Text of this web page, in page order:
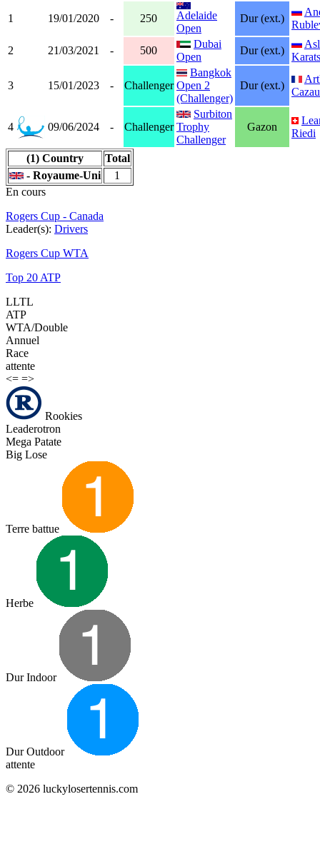
1 19/01/2020 - 250
Adelaide
Open
Dur (ext.)
2 21/03/2021 - 500
Dubai
Open
Dur (ext.)
3 15/01/2023 - Challenger
Bangkok
Open 2
(Challenger)
Dur (ext.)
4 09/06/2024 - Challenger
Surbiton
Trophy
Challenger
Gazon
Riedi
(1) Country
Total
- Royaume-Uni
1
En cours
Rogers Cup - Canada
Leader(s): Drivers
Rogers Cup WTA
Top 20 ATP
LLTL
ATP
WTA/Double
Annuel
Race
attente
<= =>
Rookies
Leaderotron
Mega Patate
Big Lose
Terre battue
Herbe
Dur Indoor
Dur Outdoor
attente
© 2026 luckylosertennis.com